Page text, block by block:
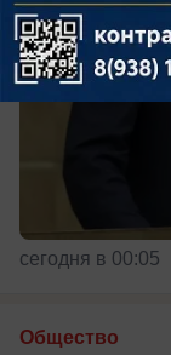
сегодня в 00:05
Общество